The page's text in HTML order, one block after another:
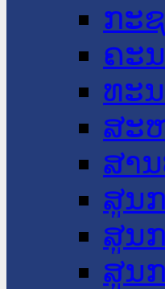
ກະ
ຄະ
ທະ
ສະ
ສາ
ສູນ
ສູນ
ສູນ